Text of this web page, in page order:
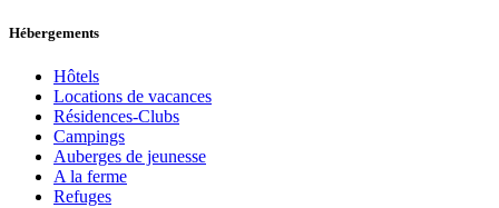
Hébergements
Hôtels
Locations de vacances
Résidences-Clubs
Campings
Auberges de jeunesse
A la ferme
Refuges